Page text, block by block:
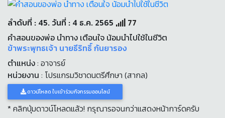
ลำดับที่ : 45. วันที่ : 4 ธ.ค. 2565
77
คำสอนของพ่อ นำทาง เตือนใจ น้อมนำไปใช้ในชีวิต
ข้าพระพุทธเจ้า นายธีริทธิ์ กันยารอง
ตำแหน่ง: อาจารย์
หน่วยงาน : โปรแกรมวิชาดนตรีศึกษา (สากล)
ดาวน์โหลด ใบเข้าร่วมกิจกรรมออนไลน์
* คลิกปุ่มดาวน์โหลดแล้ว! กรุณารอจนกว่าแสดงหน้าการ์ดครับ